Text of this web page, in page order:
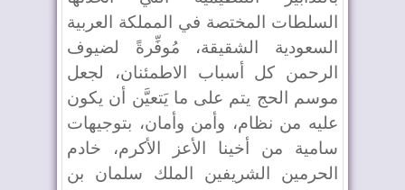
السلطات المختصة في المملكة العربية
السعودية الشقيقة، مُوفِّرةً لضيوف
الرحمن كل أسباب الاطمئنان، لجعل
موسم الحج يتم على ما يَتعيَّن أن يكون
عليه من نظام، وأمن وأمان، بتوجيهات
سامية من أخينا الأعز الأكرم، خادم
الحرمين الشريفين الملك سلمان بن